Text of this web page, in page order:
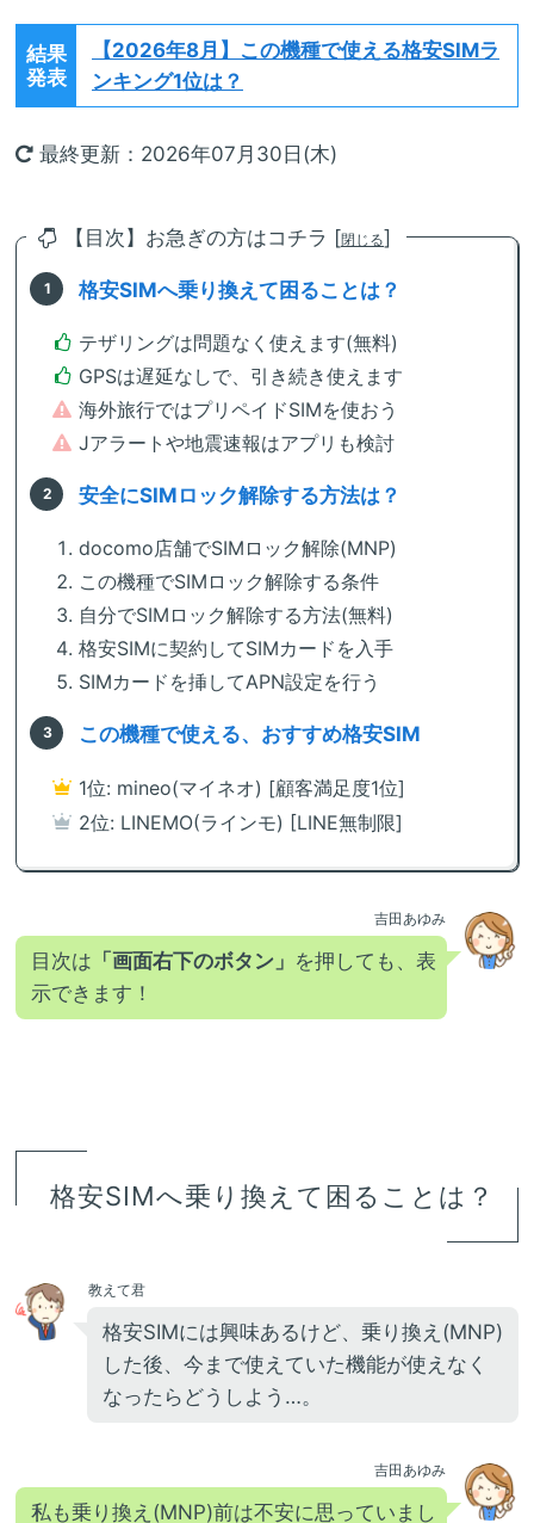
結果
発表
【2026年8月】 この機種で使える格安SIMラ
ンキング1位は？
最終更新：2026年07月30日(木)
【目次】お急ぎの方はコチラ [閉じる]
格安SIMへ乗り換えて困ることは？
テザリングは問題なく使えます(無料)
GPSは遅延なしで、引き続き使えます
海外旅行ではプリペイドSIMを使おう
Jアラートや地震速報はアプリも検討
安全にSIMロック解除する方法は？
docomo店舗でSIMロック解除(MNP)
この機種でSIMロック解除する条件
自分でSIMロック解除する方法(無料)
格安SIMに契約してSIMカードを入手
SIMカードを挿してAPN設定を行う
この機種で使える、おすすめ格安SIM
1位: mineo(マイネオ) [顧客満足度1位]
2位: LINEMO(ラインモ) [LINE無制限]
吉田あゆみ
目次は 「画面右下のボタン」 を押しても、表
示できます！
格安SIMへ乗り換えて困ることは？
教えて君
格安SIMには興味あるけど、乗り換え(MNP)
した後、今まで使えていた機能が使えなく
なったらどうしよう…。
吉田あゆみ
私も乗り換え(MNP)前は不安に思っていまし